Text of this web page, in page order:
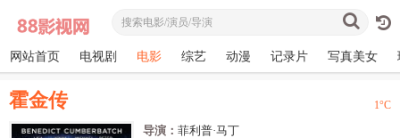
网站首页 电视剧 电影 综艺 动漫 记录片 写真美女
霍金传
导演： 菲利普·马丁
1°C